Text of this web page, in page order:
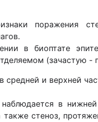
поражения
в биоптате
(зачастую -
средней и верхней
в
стеноз,